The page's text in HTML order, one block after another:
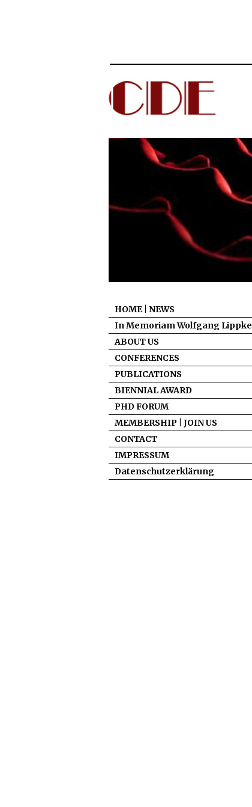
CDE
HOME | NEWS
In Memoriam Wolfgang Lippke
ABOUT US
CONFERENCES
PUBLICATIONS
BIENNIAL AWARD
PHD FORUM
MEMBERSHIP | JOIN US
CONTACT
IMPRESSUM
Datenschutzerklärung